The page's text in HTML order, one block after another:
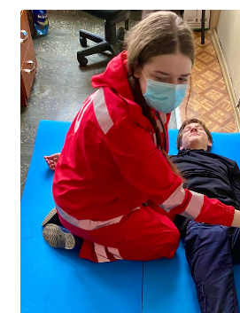
ВОСПИТАТЕЛЬНАЯ РАБОТА
Безопасность на железной
ГТО
Дополнительное образование
Информационная безопасность
Информация для детей-сирот
Памятные даты военной
Пожарная безопасность
Программа воспитания
Противодействие терроризму
Профилактическая работа
Работа педагога-психолога